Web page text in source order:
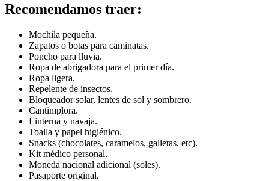
Recomendamos traer:
Mochila pequeña.
Zapatos o botas para caminatas.
Poncho para lluvia.
Ropa de abrigadora para el primer día.
Ropa ligera.
Repelente de insectos.
Bloqueador solar, lentes de sol y sombrero.
Cantimplora.
Linterna y navaja.
Toalla y papel higiénico.
Snacks (chocolates, caramelos, galletas, etc).
Kit médico personal.
Moneda nacional adicional (soles).
Pasaporte original.